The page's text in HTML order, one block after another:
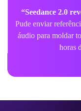
“Seedance 2.0
Pude enviar
áudio para moldar
horas